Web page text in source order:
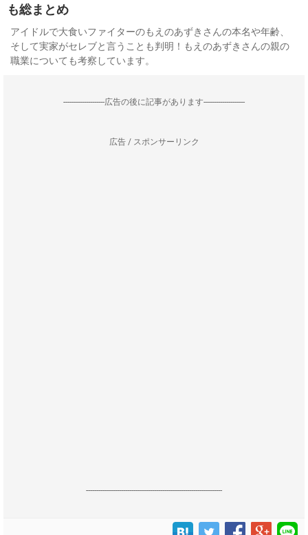
も総まとめ
アイドルで大食いファイターのもえのあずきさんの本名や年齢、
そして実家がセレブと言うことも判明！もえのあずきさんの親の
職業についても考察しています。
--------------------広告の後に記事があります--------------------
広告 / スポンサーリンク
------------------------------------------------------------------